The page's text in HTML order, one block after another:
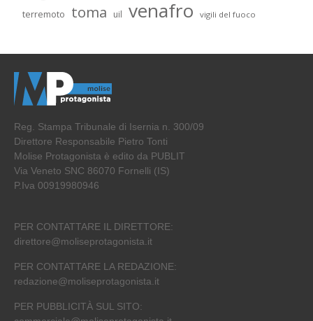
terremoto toma uil venafro vigili del fuoco
Reg. Stampa Tribunale di Isernia n. 300/09
Direttore Responsabile Pietro Tonti
Molise Protagonista è edito da PUBLIT
Via Veneto SNC 86070 Fornelli (IS)
P.Iva 00919980946
PER CONTATTARE IL DIRETTORE:
direttore@moliseprotagonista.it
PER CONTATTARE LA REDAZIONE:
redazione@moliseprotagonista.it
PER PUBBLICITÀ SUL SITO: